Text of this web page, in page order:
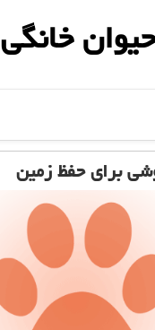
حیوان خانگی
برای حفظ زمین